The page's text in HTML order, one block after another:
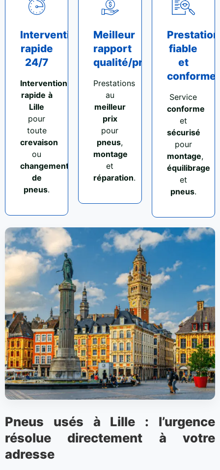
Intervention
rapide
24/7
Intervention
rapide à
Lille
pour
toute
crevaison
ou
changement
de
pneus.
Meilleur
rapport
qualité/prix
Prestations
au
meilleur
prix
pour
pneus,
montage
et
réparation.
Prestation
fiable
et
conforme
Service
conforme
et
sécurisé
pour
montage,
équilibrage
et
pneus.
Pneus usés à Lille : l’urgence
résolue directement à votre
adresse